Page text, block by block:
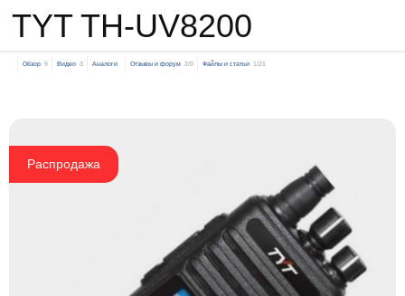
TYT TH-UV8200
Обзор 9 Видео 3 Аналоги Отзывы и форум 2/0 Файлы и статьи 1/21
Распродажа